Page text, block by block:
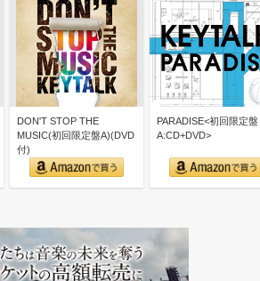
DON'T STOP THE
MUSIC(初回限定盤A)(DVD
付)
PARADISE<初回限定盤
A:CD+DVD>